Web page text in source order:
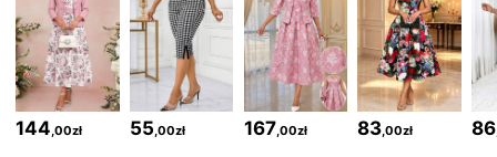
602K Obserwujący
4,79 602K Obserwujący
144 ,00zł 55 ,00zł 167 ,00zł 83 ,00zł 86